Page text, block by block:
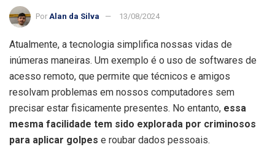
Por Alan da Silva 13/08/2024
Atualmente, a tecnologia simplifica nossas vidas de
inúmeras maneiras. Um exemplo é o uso de softwares de
acesso remoto, que permite que técnicos e amigos
resolvam problemas em nossos computadores sem
precisar estar fisicamente presentes. No entanto, essa
mesma facilidade tem sido explorada por criminosos
para aplicar golpes e roubar dados pessoais.